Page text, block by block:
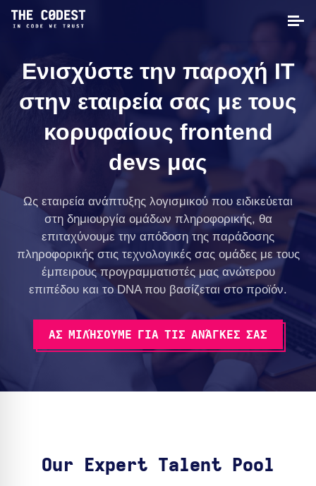
Ενισχύστε την παροχή IT
στην εταιρεία σας με τους
κορυφαίους frontend
devs μας
Ως εταιρεία ανάπτυξης λογισμικού που ειδικεύεται
στη δημιουργία ομάδων πληροφορικής, θα
επιταχύνουμε την απόδοση της παράδοσης
πληροφορικής στις τεχνολογικές σας ομάδες με τους
έμπειρους προγραμματιστές μας ανώτερου
επιπέδου και το DNA που βασίζεται στο προϊόν.
ΑΣ ΜΙΛΉΣΟΥΜΕ ΓΙΑ ΤΙΣ ΑΝΆΓΚΕΣ ΣΑΣ
Our Expert Talent Pool